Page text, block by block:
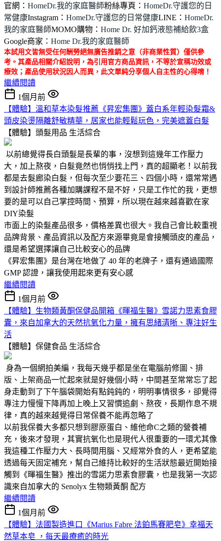
官網： HomeDr.我的家庭醫師粉絲專頁： HomeDr.守護您的日
常健康Instagram： HomeDr.守護您的日常健康LINE： HomeDr.
我的家庭醫師MOMO購物： Home Dr. 好加鈣液態補給飲3盒
Google商家： Home Dr.我的家庭醫師
本試用文皆無受任何酬勞絕無廣告推銷之意（非商業性質）僅供參
考。其產品相關介紹說明，為引用官方商品資訊，不等於宣稱功效或
療效；產品使用狀況因人而異，此文單純分享個人自主性的心得唷！
繼續閱讀
1個月前
【體驗】溫和草本染髮推薦《昇宏集團》蓋白系年輕染髮霜&
頭皮染燙隔離舒敏精華，居家也能輕鬆玩色，完美遮蓋白髮
【體驗】頭髮用品 生活綜合
以前總覺得長白頭髮是長輩的事，沒想到這幾年工作壓力
大，加上熬夜，白髮竟然也悄悄找上門，真的超顯老！以前我
都是去髮廊染白髮，但每次至少要花三、四個小時，還常常遇
到設計師推薦各種加購課程不是不好，只是工作忙的我，更想
要的是可以自己掌控時間、預算，所以現在越來越喜歡在家
DIY染髮
市面上的染髮產品很多，價格差異也很大。我自己會比較重視
品牌背景、產品資訊以及配方來源畢竟是會接觸頭皮的產品，
還是希望選擇讓自己比較安心的品牌
《昇宏集團》是台灣在地做了 40 年的老牌子，還有通過國際
GMP 認證，讓我使用起來更有安心感
繼續閱讀
1個月前
【體驗】生物類黃酮保健品開箱《暉福生醫》雪諾力思素食膠
囊，來自加拿大的天然抗氧化力量，擁有思緒清晰、專注好生
活
【體驗】保健食品 生活綜合
身為一個網拍美編，我每天幾乎都是坐在電腦前修圖、排
版、上架商品一忙起來就是好幾個小時，中間甚至常常忘了起
身走動到了下午腦袋開始有點鈍鈍的，明明事情很多，卻覺得
專注力慢慢下降再加上晚上又習慣追劇、熬夜，長期作息不規
律，真的越來越覺得日常保養不能再忽略了
以前我保養大多都只想到膠原蛋白、維他命C之類的營養補
充，後來才發現，其實抗氧化也是現代人很重要的一環尤其像
我這種工作壓力大、長時間用腦、又經常外食的人，更希望能
透過每天固定補充，幫自己維持比較好的生活狀態最近開始接
觸到《暉福生醫》推出的雪諾力思素食膠囊，也是我第一次認
識來自加拿大的 Senolyx 生物類黃酮 配方
繼續閱讀
1個月前
【體驗】法國製造進口《Marius Fabre 法鉑馬賽肥皂》幸福天
然草本皂 ，每天最療癒的時光